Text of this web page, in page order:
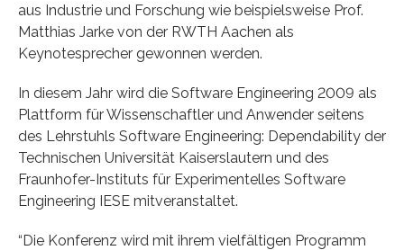
aus Industrie und Forschung wie beispielsweise Prof.
Matthias Jarke von der RWTH Aachen als
Keynotesprecher gewonnen werden.
In diesem Jahr wird die Software Engineering 2009 als
Plattform für Wissenschaftler und Anwender seitens
des Lehrstuhls Software Engineering: Dependability der
Technischen Universität Kaiserslautern und des
Fraunhofer-Instituts für Experimentelles Software
Engineering IESE mitveranstaltet.
“Die Konferenz wird mit ihrem vielfältigen Programm